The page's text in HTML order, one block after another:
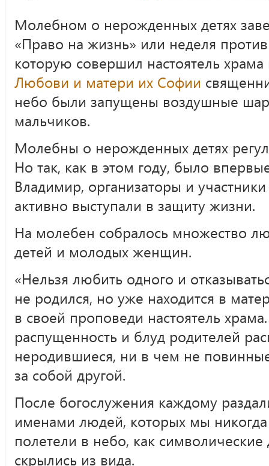
Молебном о нерожденных детях
«Право на жизнь» или неделя
которую совершил настоятель
Любови и матери их Софии
небо были запущены воздушные
мальчиков.
Молебны о нерожденных детях
Но так, как в этом году, было
Владимир, организаторы и
активно выступали в защиту жизни.
На молебен собралось множество
детей и молодых женщин.
«Нельзя любить одного и
не родился, но уже находится в
в своей проповеди настоятель
распущенность и блуд родителей
неродившиеся, ни в чем не
за собой другой.
После богослужения каждому
именами людей, которых мы
полетели в небо, как
скрылись из вида.